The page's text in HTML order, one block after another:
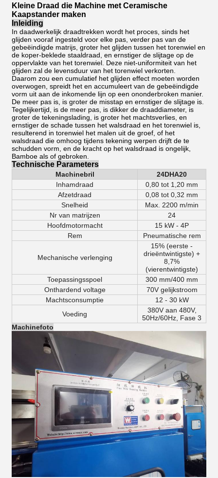
Kleine Draad die Machine met Ceramische
Kaapstander maken
Inleiding
In daadwerkelijk draadtrekken wordt het proces, sinds het
glijden vooraf ingesteld voor elke pas, verder pas van de
gebeëindigde matrijs, groter het glijden tussen het torenwiel en
de koper-beklede staaldraad, en ernstiger de slijtage op de
oppervlakte van het torenwiel. Deze niet-uniformiteit van het
glijden zal de levensduur van het torenwiel verkorten.
Daarom zou een cumulatief het glijden effect moeten worden
overwogen, spreidt het en accumuleert van de gebeëindigde
vorm uit aan de inkomende lijn op een ononderbroken manier.
De meer pas is, is groter de misstap en ernstiger de slijtage is.
Tegelijkertijd, is de meer pas, is dikker de draaddiameter, is
groter de tekeningslading, is groter het machtsverlies, en
ernstiger de schade tussen het walsdraad en het torenwiel is,
resulterend in torenwiel het malen uit de groef, of het
walsdraad die omhoog tijdens tekening werpen drijft de te
schudden vorm, en de kracht op het walsdraad is ongelijk,
Bamboe als of gebroken.
Technische Parameters
Machinebril
24DHA20
Inhamdraad
0,80 tot 1,20 mm
Afzetdraad
0,08 tot 0,32 mm
Snelheid
Max. 2200 m/min
Nr van matrijzen
24
Hoofdmotormacht
15 kW - 4P
Rem
Pneumatische rem
Mechanische verlenging
15% (eerste -
drieëntwintigste) +
8,7%
(vierentwintigste)
Toepassingsspoel
300 mm/400 mm
Onthardend voltage
70V gelijkstroom
Machtsconsumptie
12 - 30 kW
Voeding
380V aan 480V,
50Hz/60Hz, Fase 3
Machinefoto